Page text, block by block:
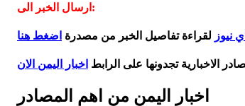
ارسال الخبر الى:
نيوز لقراءة تفاصيل الخبر من مصدرة اضغط هنا
الاخبارية تجدونها على الرابط اخبار اليمن الان
اخبار اليمن من اهم المصادر